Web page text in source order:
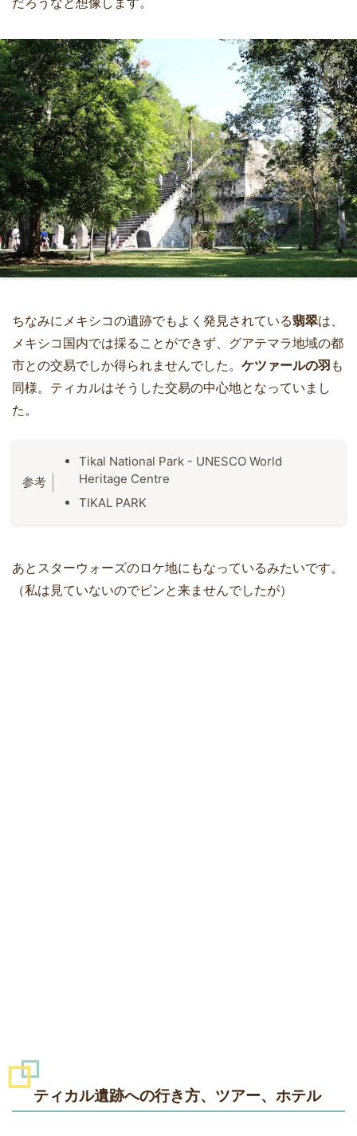
ちなみにメキシコの遺跡でもよく発見されている翡翠は、
メキシコ国内では採ることができず、グアテマラ地域の都
市との交易でしか得られませんでした。 ケツァールの羽 も
同様。ティカルはそうした交易の中心地となっていまし
た。
Tikal National Park - UNESCO World
Heritage Centre
TIKAL PARK
あとスターウォーズのロケ地にもなっているみたいです。
（私は見ていないのでピンと来ませんでしたが）
ティカル遺跡への行き方、ツアー、ホテル